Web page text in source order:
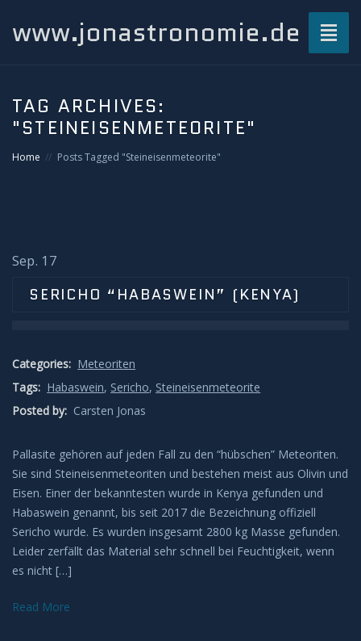
www.jonastronomie.de
Beiträge
Gewitterblitze
Grüner Blitz
Leuchtende Nachtwolken
Meeresleuchten
Mondhalos
Oppositionseffekt
TAG ARCHIVES:
"STEINEISENMETEORITE"
Home Posts Tagged "Steineisenmeteorite"
Sep. 17
SERICHO “HABASWEIN” (KENYA)
Categories: Meteoriten
Tags: Habaswein, Sericho, Steineisenmeteorite
Posted by: Carsten Jonas
Pallasite gehören auf jeden Fall zu den “hübschen” Meteoriten.
Sie sind Steineisenmeteoriten und bestehen meist aus Olivin und
Eisen. Einer der bekanntesten wurde in Kenya gefunden und
Habaswein genannt, bis seit 2017 die Bezeichnung offiziell
Sericho wurde. Es wurden insgesamt 2800 kg Masse gefunden.
Leider zerfällt das Material sehr schnell bei Feuchtigkeit, wenn
es nicht […]
Read More